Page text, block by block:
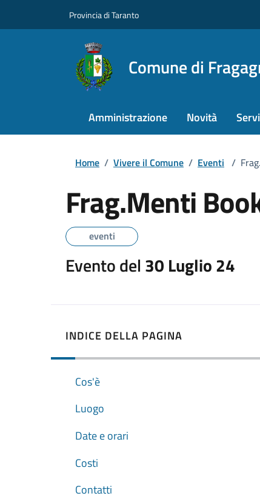
Provincia di Taranto
Comune di
Amministrazione Novità
Home / Vivere il Comune / Eventi /
Frag.Menti
eventi
Evento del 30 Luglio 24
INDICE DELLA PAGINA
Cos'è
Luogo
Date e orari
Costi
Contatti